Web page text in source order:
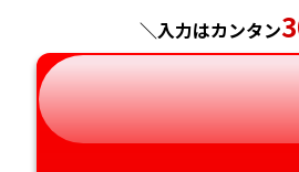
神奈川県
長野県
岐阜県
静岡県
兵庫県
奈良県
和歌山県
広島県
山口県
徳島県
長崎県
熊本県
大分県
＼入力はカンタン